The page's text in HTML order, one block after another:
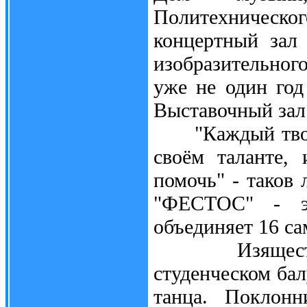
концертный
уже не один год
Выставочный
"Каждый
своём
помочь" - таков
"ФЕСТОС" -
объединяет 16
Изящество
студенческом
танца.